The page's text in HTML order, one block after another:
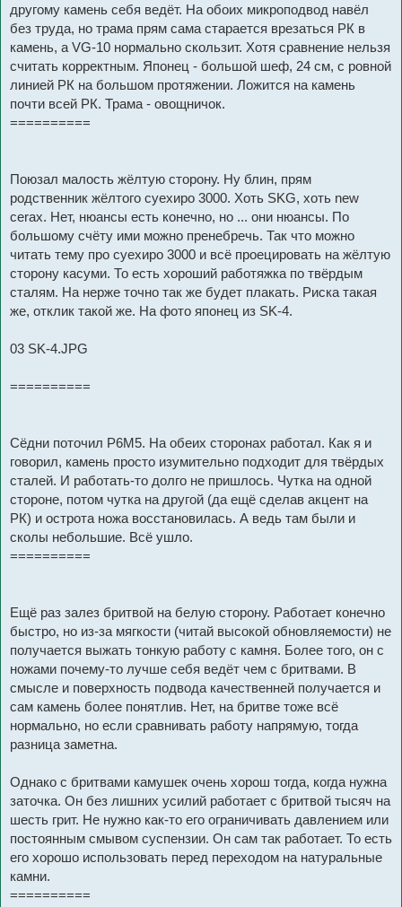
другому камень себя ведёт. На обоих микроподвод навёл
без труда, но трама прям сама старается врезаться РК в
камень, а VG-10 нормально скользит. Хотя сравнение нельзя
считать корректным. Японец - большой шеф, 24 см, с ровной
линией РК на большом протяжении. Ложится на камень
почти всей РК. Трама - овощничок.
==========
Поюзал малость жёлтую сторону. Ну блин, прям
родственник жёлтого суехиро 3000. Хоть SKG, хоть new
cerax. Нет, нюансы есть конечно, но ... они нюансы. По
большому счёту ими можно пренебречь. Так что можно
читать тему про суехиро 3000 и всё проецировать на жёлтую
сторону касуми. То есть хороший работяжка по твёрдым
сталям. На нерже точно так же будет плакать. Риска такая
же, отклик такой же. На фото японец из SK-4.
03 SK-4.JPG
==========
Сёдни поточил Р6М5. На обеих сторонах работал. Как я и
говорил, камень просто изумительно подходит для твёрдых
сталей. И работать-то долго не пришлось. Чутка на одной
стороне, потом чутка на другой (да ещё сделав акцент на
РК) и острота ножа восстановилась. А ведь там были и
сколы небольшие. Всё ушло.
==========
Ещё раз залез бритвой на белую сторону. Работает конечно
быстро, но из-за мягкости (читай высокой обновляемости) не
получается выжать тонкую работу с камня. Более того, он с
ножами почему-то лучше себя ведёт чем с бритвами. В
смысле и поверхность подвода качественней получается и
сам камень более понятлив. Нет, на бритве тоже всё
нормально, но если сравнивать работу напрямую, тогда
разница заметна.
Однако с бритвами камушек очень хорош тогда, когда нужна
заточка. Он без лишних усилий работает с бритвой тысяч на
шесть грит. Не нужно как-то его ограничивать давлением или
постоянным смывом суспензии. Он сам так работает. То есть
его хорошо использовать перед переходом на натуральные
камни.
==========